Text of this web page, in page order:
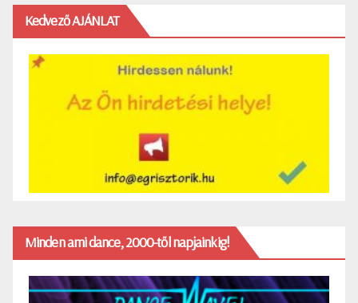
Kedvező AJÁNLAT
Minden ami dance, 2000-től napjainkig!